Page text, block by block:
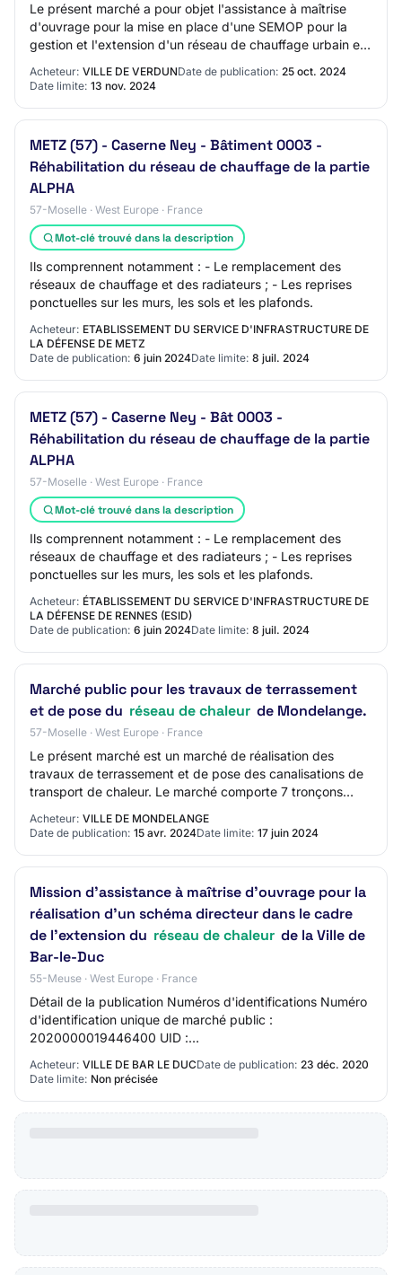
Le présent marché a pour objet l'assistance à maîtrise
d'ouvrage pour la mise en place d'une SEMOP pour la
gestion et l'extension d'un réseau de chauffage urbain et
Acheteur: VILLE DE VERDUNDate de publication: 25 oct. 2024
Date limite: 13 nov. 2024
METZ (57) - Caserne Ney - Bâtiment 0003 -
Réhabilitation du réseau de chauffage de la partie
ALPHA
57-Moselle · West Europe · France
Mot-clé trouvé dans la description
Ils comprennent notamment : ­- Le remplacement des
réseaux de chauffage et des radiateurs ; ­- Les reprises
ponctuelles sur les murs, les sols et les plafonds.
Acheteur: ETABLISSEMENT DU SERVICE D'INFRASTRUCTURE DE
LA DÉFENSE DE METZ
Date de publication: 6 juin 2024Date limite: 8 juil. 2024
METZ (57) - Caserne Ney - Bât 0003 -
Réhabilitation du réseau de chauffage de la partie
ALPHA
57-Moselle · West Europe · France
Mot-clé trouvé dans la description
Ils comprennent notamment : - Le remplacement des
réseaux de chauffage et des radiateurs ; - Les reprises
ponctuelles sur les murs, les sols et les plafonds.
Acheteur: ÉTABLISSEMENT DU SERVICE D'INFRASTRUCTURE DE
LA DÉFENSE DE RENNES (ESID)
Date de publication: 6 juin 2024Date limite: 8 juil. 2024
Marché public pour les travaux de terrassement
et de pose du réseau de chaleur de Mondelange.
57-Moselle · West Europe · France
Le présent marché est un marché de réalisation des
travaux de terrassement et de pose des canalisations de
transport de chaleur. Le marché comporte 7 tronçons
Acheteur: VILLE DE MONDELANGE
Date de publication: 15 avr. 2024Date limite: 17 juin 2024
Mission d’assistance à maîtrise d’ouvrage pour la
réalisation d’un schéma directeur dans le cadre
de l’extension du réseau de chaleur de la Ville de
Bar-le-Duc
55-Meuse · West Europe · France
Détail de la publication Numéros d'identifications Numéro
d'identification unique de marché public :
2020000019446400 UID :
Bar-le-Duc Siret 21550029900…
Acheteur: VILLE DE BAR LE DUCDate de publication: 23 déc. 2020
Date limite: Non précisée